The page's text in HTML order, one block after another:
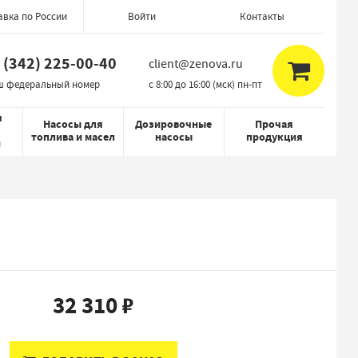
по России Войти Контакты
(342) 225-00-40
федеральный номер
client@zenova.ru
c 8:00 до 16:00 (мск) пн-пт
Насосы для
топлива и масел
Дозировочные
насосы
Прочая
продукция
32 310 ₽